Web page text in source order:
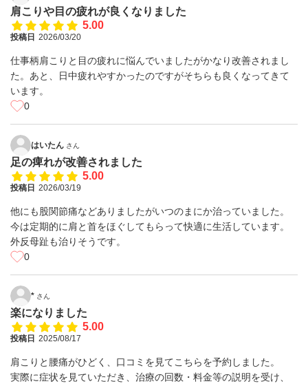
肩こりや目の疲れが良くなりました
5.00
投稿日 2026/03/20
仕事柄肩こりと目の疲れに悩んでいましたがかなり改善されまし
た。あと、日中疲れやすかったのですがそちらも良くなってきて
います。
0
はいたん さん
足の痺れが改善されました
5.00
投稿日 2026/03/19
他にも股関節痛などありましたがいつのまにか治っていました。
今は定期的に肩と首をほぐしてもらって快適に生活しています。
外反母趾も治りそうです。
0
* さん
楽になりました
5.00
投稿日 2025/08/17
肩こりと腰痛がひどく、口コミを見てこちらを予約しました。
実際に症状を見ていただき、治療の回数・料金等の説明を受け、